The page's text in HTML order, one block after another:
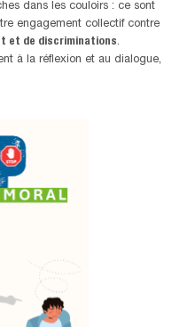
dans les couloirs : ce sont
engagement collectif contre
et de discriminations.
à la réflexion et au dialogue,